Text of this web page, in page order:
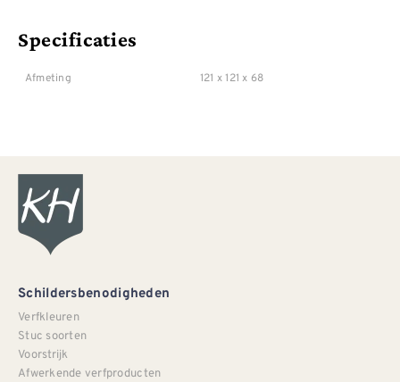
Specificaties
Afmeting 121 x 121 x 68
Schildersbenodigheden
Verfkleuren
Stuc soorten
Voorstrijk
Afwerkende verfproducten